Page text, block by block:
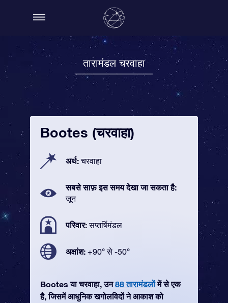
तारामंडल चरवाहा
Bootes (चरवाहा)
अर्थ:चरवाहा
सबसे साफ़ इस समय देखा जा सकता है:
जून
परिवार:सप्तर्षिमंडल
अक्षांश: +90° से -50°
Bootes या चरवाहा, उन88 तारामंडलोंमें से एक
है, जिसमें आधुनिक खगोलविदों ने आकाश को